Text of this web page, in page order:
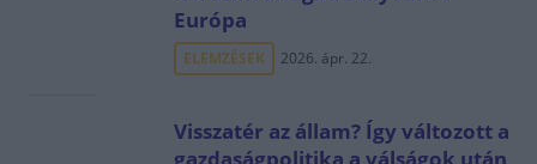
Európa
ELEMZÉSEK 2026. ápr. 22.
Visszatér az állam? Így változott a